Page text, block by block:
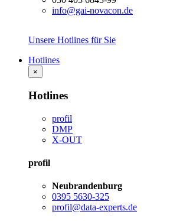
info@gai-novacon.de
Unsere Hotlines für Sie
Hotlines
×
Hotlines
profil
DMP
X-OUT
profil
Neubrandenburg
0395 5630-325
profil@data-experts.de